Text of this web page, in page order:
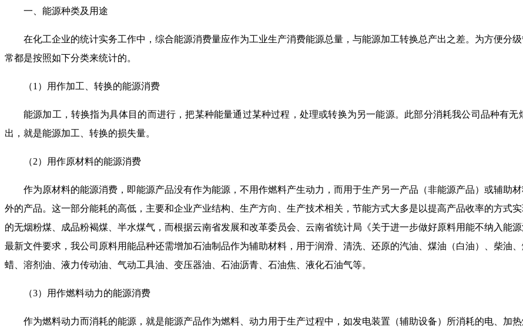
一、能源种类及用途
在化工企业的统计实务工作中，综合能源消费量应作为工业生产消费能源总量，与能源加工转换总产出之差。为方便分
常都是按照如下分类来统计的。
（1 ）用作加工、转换的能源消费
能源加工，转换指为具体目的而进行，把某种能量通过某种过程，处理或转换为另一能源。此部分消耗我公司品种有
出，就是能源加工、转换的损失量。
（2）用作原材料的能源消费
作为原材料的能源消费，即能源产品没有作为能源，不用作燃料产生动力，而用于生产另一产品（非能源产品）或辅助
外的产品。这一部分能耗的高低，主要和企业产业结构、生产方向、生产技术相关，节能方式大多是以提高产品收率的方式
的无烟粉煤、成品粉褐煤、半水煤气，而根据云南省发展和改革委员会、云南省统计局《关于进一步做好原料用能不纳入能
最新文件要求，我公司原料用能品种还需增加石油制品作为辅助材料，用于润滑、清洗、还原的汽油、煤油（白油）、柴油
蜡、溶剂油、液力传动油、气动工具油、变压器油、石油沥青、石油焦、液化石油气等。
（3）用作燃料动力的能源消费
作为燃料动力而消耗的能源，就是能源产品作为燃料、动力用于生产过程中，如发电装置（辅助设备）所消耗的电、加